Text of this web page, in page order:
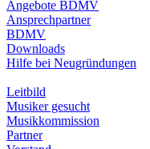
Angebote BDMV
Ansprechpartner
BDMV
Downloads
Hilfe bei Neugründungen
Leitbild
Musiker gesucht
Musikkommission
Partner